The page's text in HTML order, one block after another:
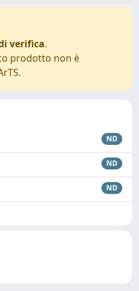
verifica.
prodotto non è
ND
ND
ND